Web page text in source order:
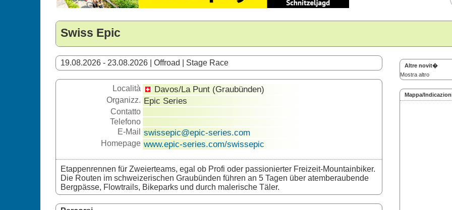
Swiss Epic
Altre novit�
Mostra altro
Mappa/
19.08.2026 - 23.08.2026 | Offroad | Stage Race
Località Davos/La Punt (Graubünden)
Organizz. Epic Series
Contatto
Telefono
E-Mail
swissepic@epic-series.com
Homepage www.epic-series.com/swissepic
Etappenrennen für Zweierteams, egal ob Profi oder passionierter Freizeit-Mountainbiker.
Die Routen im schweizerischen Graubünden führen an 5 Tagen über atemberaubende
Bergpässe, Flowtrails, Bikeparks und durch malerische Täler.